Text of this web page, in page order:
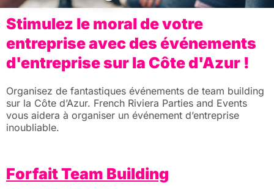
Stimulez le moral de votre
entreprise avec des événements
d'entreprise sur la Côte d'Azur !
Organisez de fantastiques événements de team building
sur la Côte d’Azur. French Riviera Parties and Events
vous aidera à organiser un événement d’entreprise
inoubliable.
Forfait Team Building